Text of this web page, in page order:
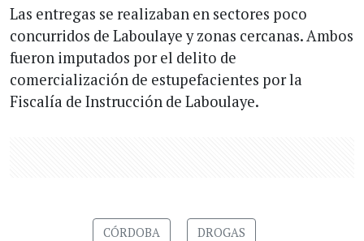
Las entregas se realizaban en sectores poco
concurridos de Laboulaye y zonas cercanas. Ambos
fueron imputados por el delito de
comercialización de estupefacientes por la
Fiscalía de Instrucción de Laboulaye.
CÓRDOBA DROGAS